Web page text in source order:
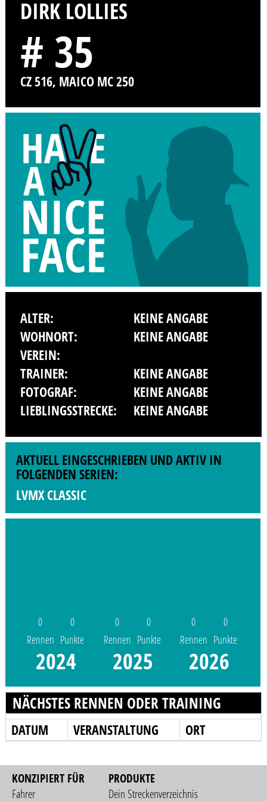
DIRK LOLLIES
# 35
CZ 516, MAICO MC 250
ALTER:
KEINE ANGABE
WOHNORT:
KEINE ANGABE
VEREIN:
TRAINER:
KEINE ANGABE
FOTOGRAF:
KEINE ANGABE
LIEBLINGSSTRECKE:
KEINE ANGABE
AKTUELL EINGESCHRIEBEN UND AKTIV IN
FOLGENDEN SERIEN:
LVMX CLASSIC
0
Rennen
0
Punkte
2024
0
Rennen
0
Punkte
2025
0
Rennen
0
Punkte
2026
NÄCHSTES RENNEN ODER TRAINING
DATUM VERANSTALTUNG ORT
KONZIPIERT FÜR
Fahrer
PRODUKTE
Dein Streckenverzeichnis